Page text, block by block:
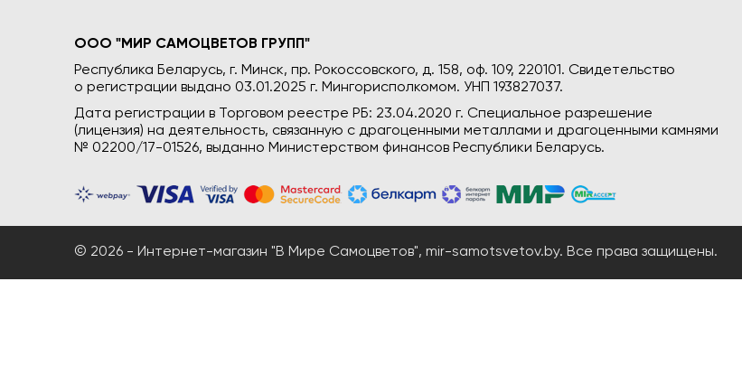
ООО "МИР САМОЦВЕТОВ ГРУПП"
Республика Беларусь, г. Минск, пр. Рокоссовского, д. 158, оф. 109, 220101. Свидетельство
о регистрации выдано 03.01.2025 г. Мингорисполкомом. УНП 193827037.
Дата регистрации в Торговом реестре РБ: 23.04.2020 г. Специальное разрешение
(лицензия) на деятельность, связанную с драгоценными металлами и драгоценными камнями
№ 02200/17-01526, выданно Министерством финансов Республики Беларусь.
© 2026 - Интернет-магазин "В Мире Самоцветов", mir-samotsvetov.by. Все права защищены.